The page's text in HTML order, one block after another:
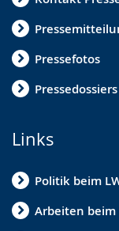
Pressefotos
Pressedossiers
Links
Politik beim
Arbeiten beim